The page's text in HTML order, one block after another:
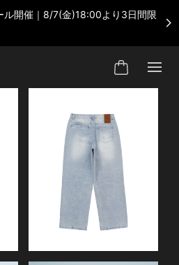
ル開催｜8/7(金)18:00より3日間限